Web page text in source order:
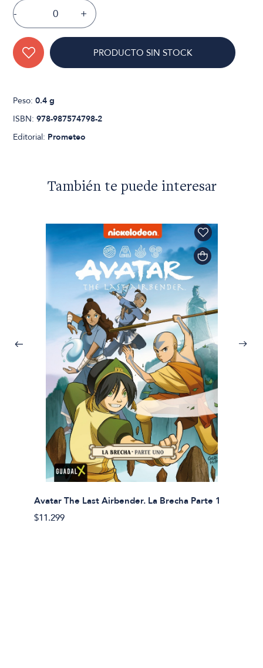
- +
PRODUCTO SIN STOCK
Peso:0.4 g
ISBN:978-987574798-2
Editorial: Prometeo
También te puede interesar
Avatar The Last Airbender. La Brecha Parte 1
$11.299